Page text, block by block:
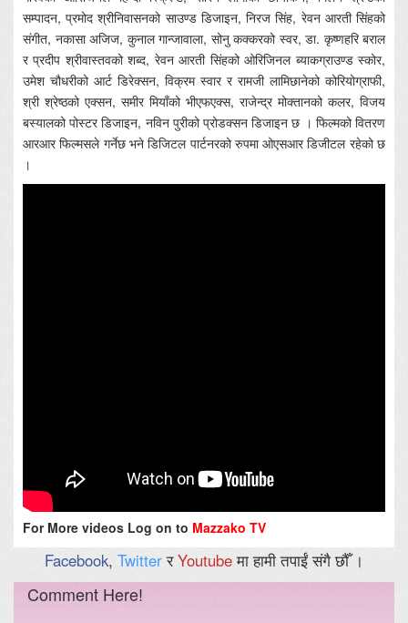
सम्पादन, प्रमोद श्रीनिवासनको साउण्ड डिजाइन, निरज सिंह, रेवन आरती सिंहको
संगीत, नकासा अजिज, कुनाल गान्जावाला, सोनु कक्करको स्वर, डा. कृष्णहरि बराल
र प्रदीप श्रीवास्तवको शब्द, रेवन आरती सिंहको ओरिजिनल ब्याकग्राउण्ड स्कोर,
उमेश चौधरीको आर्ट डिरेक्सन, विक्रम स्वार र रामजी लामिछानेको कोरियोग्राफी,
श्री श्रेष्ठको एक्सन, समीर मियाँको भीएफएक्स, राजेन्द्र मोक्तानको कलर, विजय
बस्यालको पोस्टर डिजाइन, नविन पुरीको प्रोडक्सन डिजाइन छ । फिल्मको वितरण
आरआर फिल्मसले गर्नेछ भने डिजिटल पार्टनरको रुपमा ओएसआर डिजीटल रहेको छ
।
For More videos Log on to Mazzako TV
Facebook, TwitterरYoutubeमा हामी तपाईं संगै छौँ ।
Comment Here!